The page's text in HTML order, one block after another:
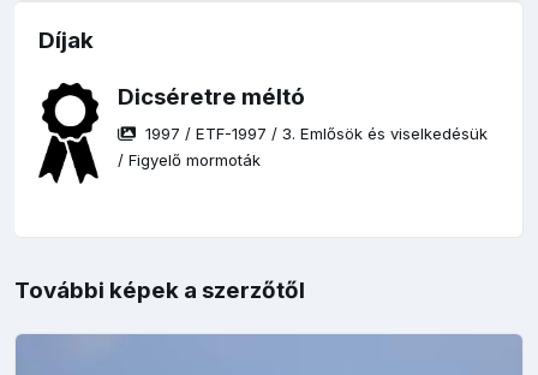
Díjak
Dicséretre méltó
1997 /ETF-1997 /3. Emlősök és viselkedésük
/Figyelő mormoták
További képek a szerzőtől